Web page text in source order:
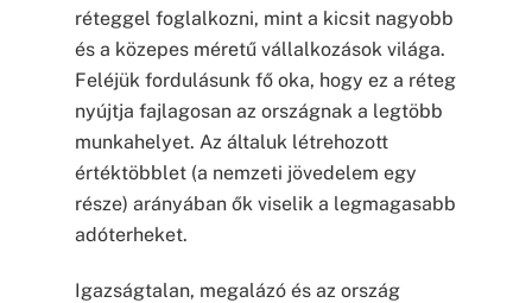
réteggel foglalkozni, mint a kicsit nagyobb
és a közepes méretű vállalkozások világa.
Feléjük fordulásunk fő oka, hogy ez a réteg
nyújtja fajlagosan az országnak a legtöbb
munkahelyet. Az általuk létrehozott
értéktöbblet (a nemzeti jövedelem egy
része) arányában ők viselik a legmagasabb
adóterheket.
Igazságtalan, megalázó és az ország